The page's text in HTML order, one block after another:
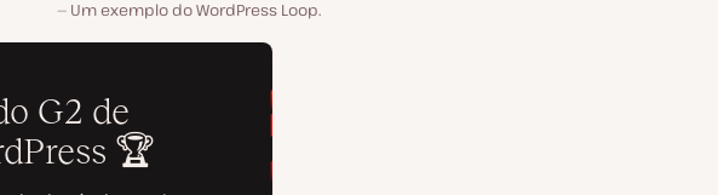
Um exemplo do WordPress Loop.